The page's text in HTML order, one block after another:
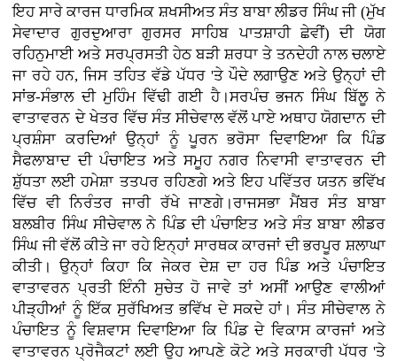
ਇਹ ਸਾਰੇ ਕਾਰਜ ਧਾਰਮਿਕ ਸ਼ਖਸੀਅਤ ਸੰਤ ਬਾਬਾ ਲੀਡਰ ਸਿੰਘ ਜੀ (ਮੁੱਖ
ਸੇਵਾਦਾਰ ਗੁਰਦੁਆਰਾ ਗੁਰਸਰ ਸਾਹਿਬ ਪਾਤਸ਼ਾਹੀ ਛੇਵੀਂ) ਦੀ ਯੋਗ
ਰਹਿਨੁਮਾਈ ਅਤੇ ਸਰਪ੍ਰਸਤੀ ਹੇਠ ਬੜੀ ਸ਼ਰਧਾ ਤੇ ਤਨਦੇਹੀ ਨਾਲ ਚਲਾਏ
ਜਾ ਰਹੇ ਹਨ, ਜਿਸ ਤਹਿਤ ਵੱਡੇ ਪੱਧਰ 'ਤੇ ਪੌਦੇ ਲਗਾਉਣ ਅਤੇ ਉਨ੍ਹਾਂ ਦੀ
ਸਾਂਭ-ਸੰਭਾਲ ਦੀ ਮੁਹਿੰਮ ਵਿੱਢੀ ਗਈ ਹੈ।ਸਰਪੰਚ ਭਜਨ ਸਿੰਘ ਬਿੱਲੂ ਨੇ
ਵਾਤਾਵਰਨ ਦੇ ਖੇਤਰ ਵਿੱਚ ਸੰਤ ਸੀਚੇਵਾਲ ਵੱਲੋਂ ਪਾਏ ਅਥਾਹ ਯੋਗਦਾਨ ਦੀ
ਪ੍ਰਸ਼ੰਸਾ ਕਰਦਿਆਂ ਉਨ੍ਹਾਂ ਨੂੰ ਪੂਰਨ ਭਰੋਸਾ ਦਿਵਾਇਆ ਕਿ ਪਿੰਡ
ਸੈਫਲਾਬਾਦ ਦੀ ਪੰਚਾਇਤ ਅਤੇ ਸਮੂਹ ਨਗਰ ਨਿਵਾਸੀ ਵਾਤਾਵਰਨ ਦੀ
ਸ਼ੁੱਧਤਾ ਲਈ ਹਮੇਸ਼ਾ ਤਤਪਰ ਰਹਿਣਗੇ ਅਤੇ ਇਹ ਪਵਿੱਤਰ ਯਤਨ ਭਵਿੱਖ
ਵਿੱਚ ਵੀ ਨਿਰੰਤਰ ਜਾਰੀ ਰੱਖੇ ਜਾਣਗੇ।ਰਾਜਸਭਾ ਮੈਂਬਰ ਸੰਤ ਬਾਬਾ
ਬਲਬੀਰ ਸਿੰਘ ਸੀਚੇਵਾਲ ਨੇ ਪਿੰਡ ਦੀ ਪੰਚਾਇਤ ਅਤੇ ਸੰਤ ਬਾਬਾ ਲੀਡਰ
ਸਿੰਘ ਜੀ ਵੱਲੋਂ ਕੀਤੇ ਜਾ ਰਹੇ ਇਨ੍ਹਾਂ ਸਾਰਥਕ ਕਾਰਜਾਂ ਦੀ ਭਰਪੂਰ ਸ਼ਲਾਘਾ
ਕੀਤੀ। ਉਨ੍ਹਾਂ ਕਿਹਾ ਕਿ ਜੇਕਰ ਦੇਸ਼ ਦਾ ਹਰ ਪਿੰਡ ਅਤੇ ਪੰਚਾਇਤ
ਵਾਤਾਵਰਨ ਪ੍ਰਤੀ ਇੰਨੀ ਸੁਚੇਤ ਹੋ ਜਾਵੇ ਤਾਂ ਅਸੀਂ ਆਉਣ ਵਾਲੀਆਂ
ਪੀੜ੍ਹੀਆਂ ਨੂੰ ਇੱਕ ਸੁਰੱਖਿਅਤ ਭਵਿੱਖ ਦੇ ਸਕਦੇ ਹਾਂ। ਸੰਤ ਸੀਚੇਵਾਲ ਨੇ
ਪੰਚਾਇਤ ਨੂੰ ਵਿਸ਼ਵਾਸ ਦਿਵਾਇਆ ਕਿ ਪਿੰਡ ਦੇ ਵਿਕਾਸ ਕਾਰਜਾਂ ਅਤੇ
ਵਾਤਾਵਰਨ ਪ੍ਰੋਜੈਕਟਾਂ ਲਈ ਉਹ ਆਪਣੇ ਕੋਟੇ ਅਤੇ ਸਰਕਾਰੀ ਪੱਧਰ 'ਤੇ